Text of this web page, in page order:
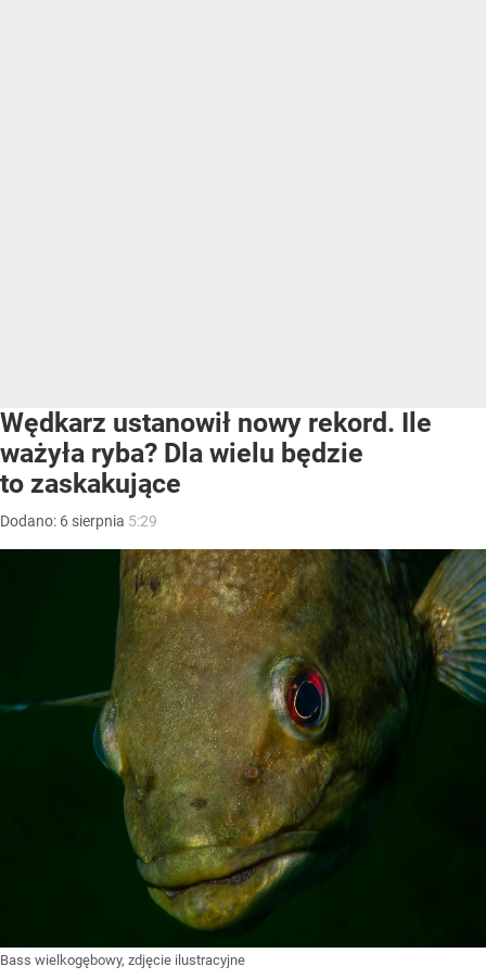
Wędkarz ustanowił nowy rekord. Ile
ważyła ryba? Dla wielu będzie
to zaskakujące
Dodano: 6 sierpnia 5:29
Bass wielkogębowy, zdjęcie ilustracyjne